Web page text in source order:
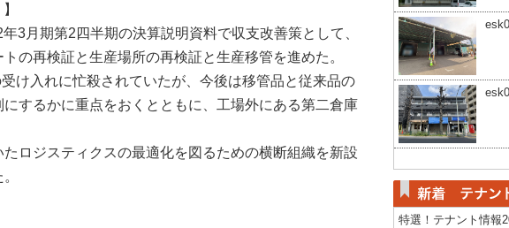
3月期第2四半期の決算説明資料で収支改善策として、
の再検証と生産場所の再検証と生産移管を進めた。
け入れに忙殺されていたが、今後は移管品と従来品の
するかに重点をおくとともに、工場外にある第二倉庫
ロジスティクスの最適化を図るための横断組織を新設
特選！テナント情報